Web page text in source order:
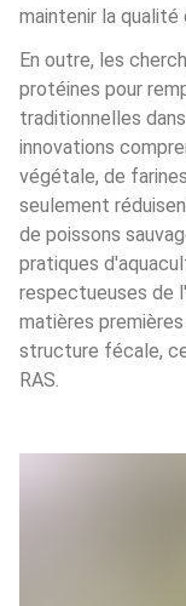
maintenir la qualité
En outre, les
protéines pour
traditionnelles
innovations
végétale, de
seulement
de poissons
pratiques
respectueuses de
matières
structure fécale,
RAS.